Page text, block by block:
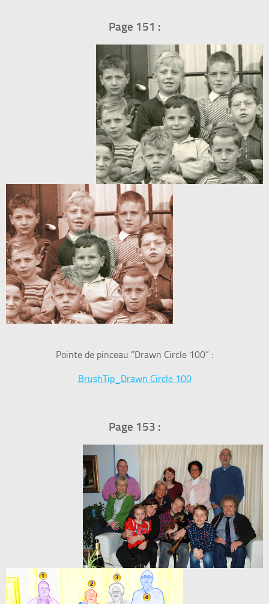
Page 151 :
Pointe de pinceau “Drawn Circle 100” :
BrushTip_Drawn Circle 100
Page 153 :